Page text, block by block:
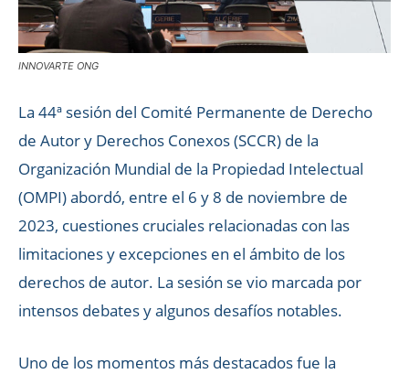
INNOVARTE ONG
La 44ª sesión del Comité Permanente de Derecho
de Autor y Derechos Conexos (SCCR) de la
Organización Mundial de la Propiedad Intelectual
(OMPI) abordó, entre el 6 y 8 de noviembre de
2023, cuestiones cruciales relacionadas con las
limitaciones y excepciones en el ámbito de los
derechos de autor. La sesión se vio marcada por
intensos debates y algunos desafíos notables.
Uno de los momentos más destacados fue la